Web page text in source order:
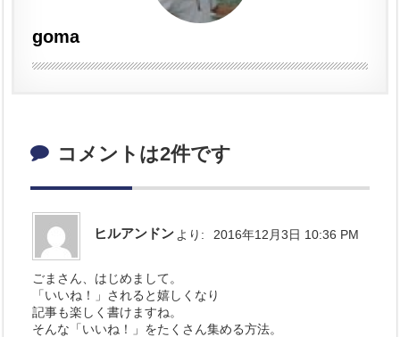
goma
コメントは2件です
ヒルアンドン より: 2016年12月3日 10:36 PM
ごまさん、はじめまして。
「いいね！」されると嬉しくなり
記事も楽しく書けますね。
そんな「いいね！」をたくさん集める方法。